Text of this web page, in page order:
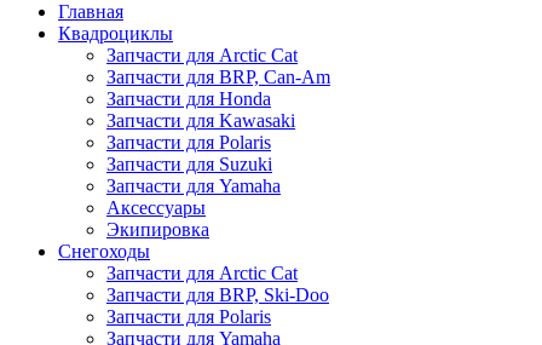
Главная
Квадроциклы
Запчасти для Arctic Cat
Запчасти для BRP, Can-Am
Запчасти для Honda
Запчасти для Kawasaki
Запчасти для Polaris
Запчасти для Suzuki
Запчасти для Yamaha
Аксессуары
Экипировка
Снегоходы
Запчасти для Arctic Cat
Запчасти для BRP, Ski-Doo
Запчасти для Polaris
Запчасти для Yamaha